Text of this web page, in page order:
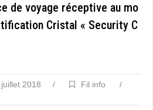
de voyage réceptive au mo
Cristal « Security C
2018 / Fil info
/